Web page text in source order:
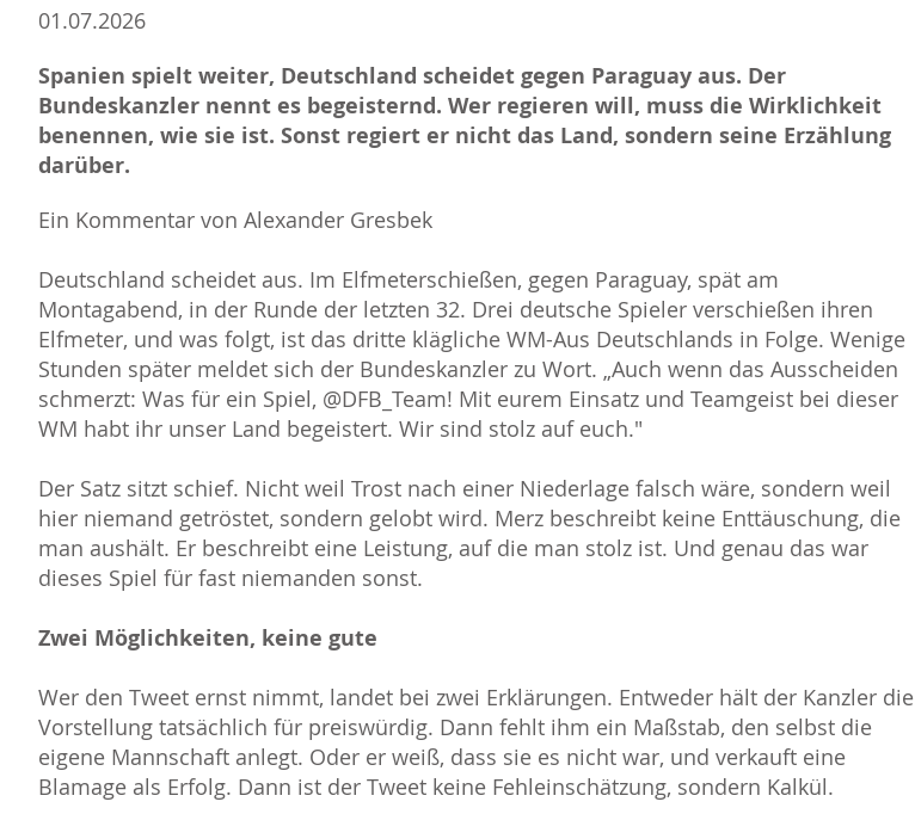
01.07.2026
Spanien spielt weiter, Deutschland scheidet gegen Paraguay aus. Der
Bundeskanzler nennt es begeisternd. Wer regieren will, muss die Wirklichkeit
benennen, wie sie ist. Sonst regiert er nicht das Land, sondern seine Erzählung
darüber.
Ein Kommentar von Alexander Gresbek
Deutschland scheidet aus. Im Elfmeterschießen, gegen Paraguay, spät am
Montagabend, in der Runde der letzten 32. Drei deutsche Spieler verschießen ihren
Elfmeter, und was folgt, ist das dritte klägliche WM-Aus Deutschlands in Folge. Wenige
Stunden später meldet sich der Bundeskanzler zu Wort. „Auch wenn das Ausscheiden
schmerzt: Was für ein Spiel, @DFB_Team! Mit eurem Einsatz und Teamgeist bei dieser
WM habt ihr unser Land begeistert. Wir sind stolz auf euch."
Der Satz sitzt schief. Nicht weil Trost nach einer Niederlage falsch wäre, sondern weil
hier niemand getröstet, sondern gelobt wird. Merz beschreibt keine Enttäuschung, die
man aushält. Er beschreibt eine Leistung, auf die man stolz ist. Und genau das war
dieses Spiel für fast niemanden sonst.
Zwei Möglichkeiten, keine gute
Wer den Tweet ernst nimmt, landet bei zwei Erklärungen. Entweder hält der Kanzler die
Vorstellung tatsächlich für preiswürdig. Dann fehlt ihm ein Maßstab, den selbst die
eigene Mannschaft anlegt. Oder er weiß, dass sie es nicht war, und verkauft eine
Blamage als Erfolg. Dann ist der Tweet keine Fehleinschätzung, sondern Kalkül.